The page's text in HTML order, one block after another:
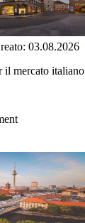
03.08.2026
il mercato italiano